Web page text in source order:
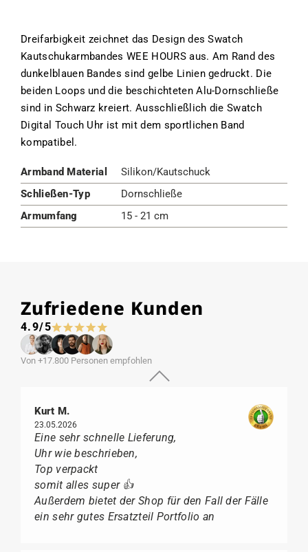
Dreifarbigkeit zeichnet das Design des Swatch
Kautschukarmbandes WEE HOURS aus. Am Rand des
dunkelblauen Bandes sind gelbe Linien gedruckt. Die
beiden Loops und die beschichteten Alu-Dornschließe
sind in Schwarz kreiert. Ausschließlich die Swatch
Digital Touch Uhr ist mit dem sportlichen Band
kompatibel.
Armband Material
Silikon/Kautschuck
Schließen-Typ
Dornschließe
Armumfang
15 - 21 cm
Zufriedene Kunden
4.9/5
Von +17.800 Personen empfohlen
Kurt M.
23.05.2026
Eine sehr schnelle Lieferung,
Uhr wie beschrieben,
Top verpackt
somit alles super 👍
Außerdem bietet der Shop für den Fall der Fälle
ein sehr gutes Ersatzteil Portfolio an